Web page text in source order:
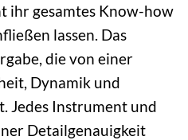
ihr gesamtes Know-how
lassen. Das
die von einer
Dynamik und
Jedes Instrument und
Detailgenauigkeit